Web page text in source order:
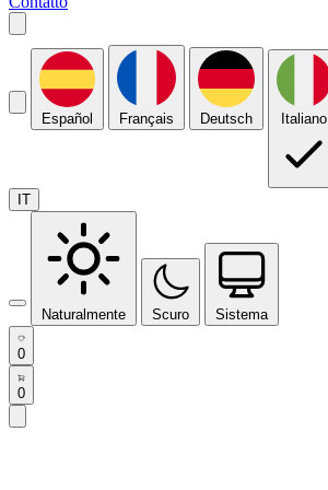
Español Français Deutsch Italiano
IT
Naturalmente Scuro Sistema
0
0